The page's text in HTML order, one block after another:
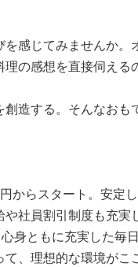
感じてみませんか。
の感想を直接伺える
造する。そんなおも
からスタート。安定
社員割引制度も充実
身ともに充実した毎日
、理想的な環境がこ